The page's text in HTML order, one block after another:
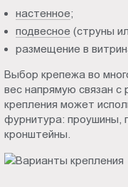
настенное;
подвесное (струны
размещение в
Выбор крепежа во
вес напрямую связан с
крепления может
фурнитура: проушины,
кронштейны.